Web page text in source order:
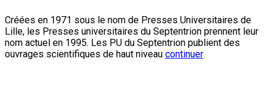
Créées en 1971 sous le nom de Presses Universitaires de
Lille, les Presses universitaires du Septentrion prennent leur
nom actuel en 1995. Les PU du Septentrion publient des
ouvrages scientifiques de haut niveau continuer